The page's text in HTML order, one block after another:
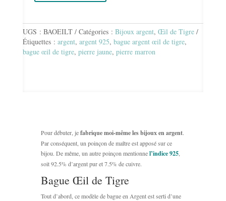
de
Tigre
UGS : BAOEILT Catégories : Bijoux argent, Œil de Tigre
Étiquettes : argent, argent 925, bague argent œil de tigre,
bague œil de tigre, pierre jaune, pierre marron
Pour débuter, jefabrique moi-même les bijoux en argent.
Par conséquent, un poinçon de maître est apposé sur ce
bijou. De même, un autre poinçon mentionnel’indice 925,
soit 92.5% d’argent pur et 7.5% de cuivre.
Bague Œil de Tigre
Tout d’abord, ce modèle de bague en Argent est serti d’une